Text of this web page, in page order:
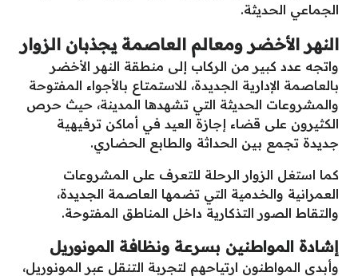
الجماعي الحديثة.
النهر الأخضر ومعالم العاصمة يجذبان الزوار
واتجه عدد كبير من الركاب إلى منطقة النهر الأخضر
بالعاصمة الإدارية الجديدة، للاستمتاع بالأجواء المفتوحة
والمشروعات الحديثة التي تشهدها المدينة، حيث حرص
الكثيرون على قضاء إجازة العيد في أماكن ترفيهية
جديدة تجمع بين الحداثة والطابع الحضاري.
كما استغل الزوار الرحلة للتعرف على المشروعات
العمرانية والخدمية التي تضمها العاصمة الجديدة،
والتقاط الصور التذكارية داخل المناطق المفتوحة.
إشادة المواطنين بسرعة ونظافة المونوريل
وأبدى المواطنون ارتياحهم لتجربة التنقل عبر المونوريل،